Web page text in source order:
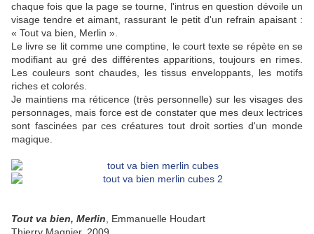
chaque fois que la page se tourne, l'intrus en question dévoile un
visage tendre et aimant, rassurant le petit d'un refrain apaisant :
« Tout va bien, Merlin ».
Le livre se lit comme une comptine, le court texte se répète en se
modifiant au gré des différentes apparitions, toujours en rimes.
Les couleurs sont chaudes, les tissus enveloppants, les motifs
riches et colorés.
Je maintiens ma réticence (très personnelle) sur les visages des
personnages, mais force est de constater que mes deux lectrices
sont fascinées par ces créatures tout droit sorties d'un monde
magique.
Tout va bien, Merlin , Emmanuelle Houdart